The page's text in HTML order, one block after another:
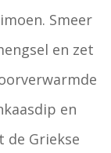
Smeer
en zet
en
de Griekse